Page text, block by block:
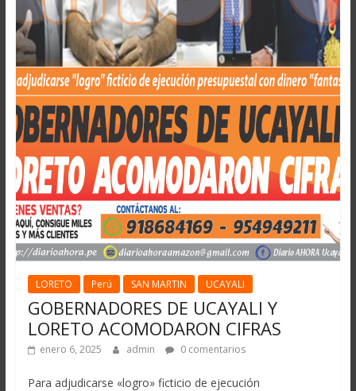
LORETO Perú SAN MARTIN UCAYALI
GOBERNADORES DE UCAYALI Y
LORETO ACOMODARON CIFRAS
enero 6, 2025 admin 0 comentarios
Para adjudicarse «logro» ficticio de ejecución